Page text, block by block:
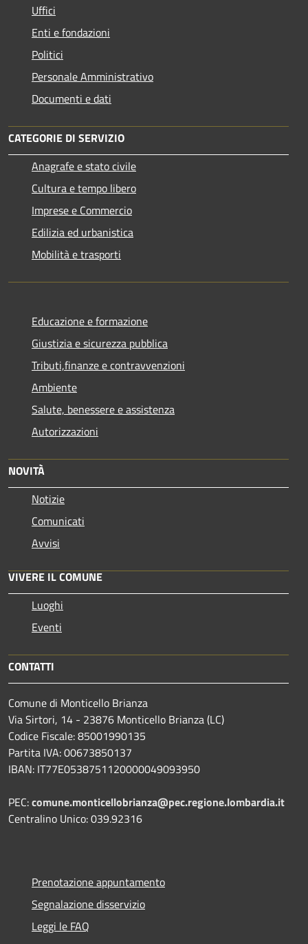
Uffici
Enti e fondazioni
Politici
Personale Amministrativo
Documenti e dati
CATEGORIE DI SERVIZIO
Anagrafe e stato civile
Cultura e tempo libero
Imprese e Commercio
Edilizia ed urbanistica
Mobilità e trasporti
Educazione e formazione
Giustizia e sicurezza pubblica
Tributi,finanze e contravvenzioni
Ambiente
Salute, benessere e assistenza
Autorizzazioni
NOVITÀ
Notizie
Comunicati
Avvisi
VIVERE IL COMUNE
Luoghi
Eventi
CONTATTI
Comune di Monticello Brianza
Via Sirtori, 14 - 23876 Monticello Brianza (LC)
Codice Fiscale: 85001990135
Partita IVA: 00673850137
IBAN: IT77E0538751120000049093950
PEC:comune.monticellobrianza@pec.regione.lombardia.it
Centralino Unico: 039.92316
Prenotazione appuntamento
Segnalazione disservizio
Leggi le FAQ